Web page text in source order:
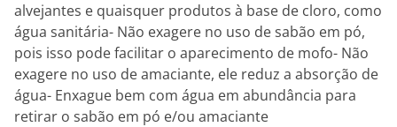
alvejantes e quaisquer produtos à base de cloro, como
água sanitária- Não exagere no uso de sabão em pó,
pois isso pode facilitar o aparecimento de mofo- Não
exagere no uso de amaciante, ele reduz a absorção de
água- Enxague bem com água em abundância para
retirar o sabão em pó e/ou amaciante